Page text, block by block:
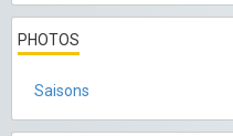
PHOTOS
Saisons